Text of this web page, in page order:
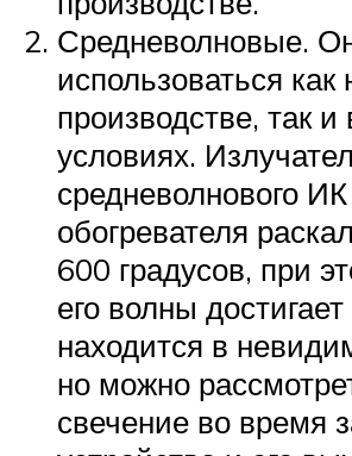
Средневолновые.
использоваться как
производстве, так
условиях.
средневолнового ИК
обогревателя
600 градусов, при
его волны
находится в
но можно
свечение во время